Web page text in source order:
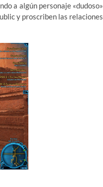
a algún personaje «dudoso»
y proscriben las relaciones